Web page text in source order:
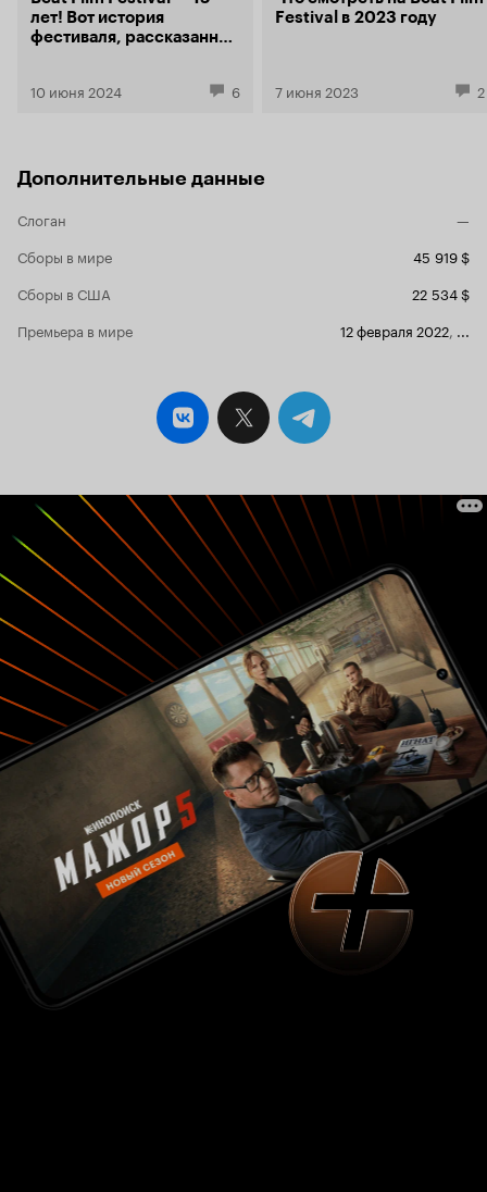
лет! Вот история
фестиваля, рассказанная
10 июня 2024 6
Festival в 2023 году
7 июня 2023 2
Дополнительные данные
Слоган
—
Сборы в мире
45 919 $
Сборы в США
22 534 $
Премьера в мире
12 февраля 2022